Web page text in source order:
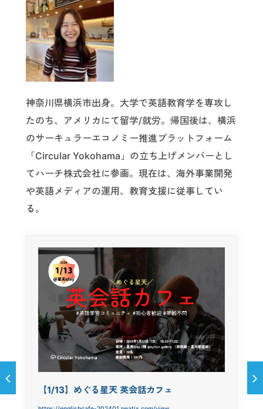
神奈川県横浜市出身。大学で英語教育学を専攻し
たのち、アメリカにて留学/就労。帰国後は、横浜
のサーキュラーエコノミー推進プラットフォーム
「Circular Yokohama」の立ち上げメンバーとし
てハーチ株式会社に参画。現在は、海外事業開発
や英語メディアの運用、教育支援に従事してい
る。
【1/13】めぐる星天 英会話カフェ